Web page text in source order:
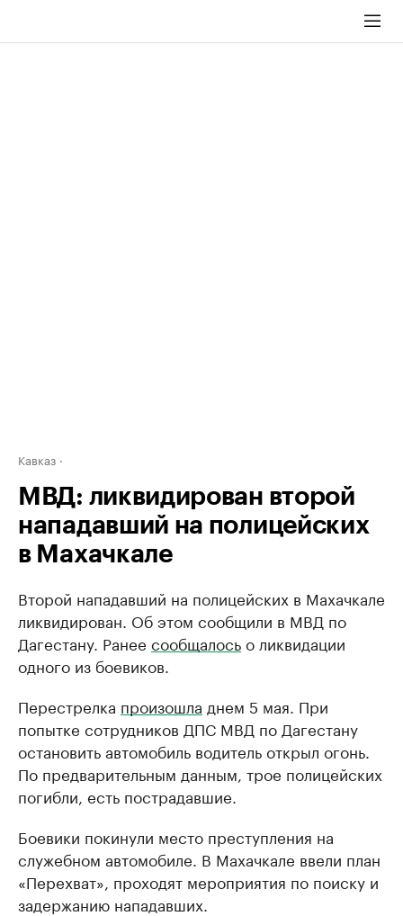
Кавказ
МВД: ликвидирован второй
нападавший на полицейских
в Махачкале
Второй нападавший на полицейских в Махачкале
ликвидирован. Об этом сообщили в МВД по
Дагестану. Ранее сообщалосьо ликвидации
одного из боевиков.
Перестрелка произошла днем 5 мая. При
попытке сотрудников ДПС МВД по Дагестану
остановить автомобиль водитель открыл огонь.
По предварительным данным, трое полицейских
погибли, есть пострадавшие.
Боевики покинули место преступления на
служебном автомобиле. В Махачкале ввели план
«Перехват», проходят мероприятия по поиску и
задержанию нападавших.